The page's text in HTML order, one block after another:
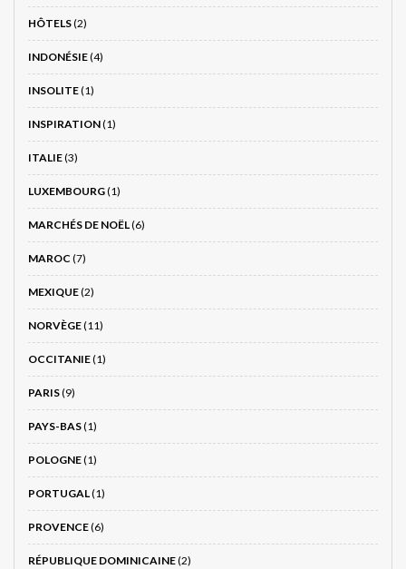
HÔTELS(2)
INDONÉSIE(4)
INSOLITE(1)
INSPIRATION(1)
ITALIE(3)
LUXEMBOURG(1)
MARCHÉS DE NOËL(6)
MAROC (7)
MEXIQUE(2)
NORVÈGE(11)
OCCITANIE(1)
PARIS(9)
PAYS-BAS(1)
POLOGNE(1)
PORTUGAL(1)
PROVENCE(6)
RÉPUBLIQUE DOMINICAINE(2)